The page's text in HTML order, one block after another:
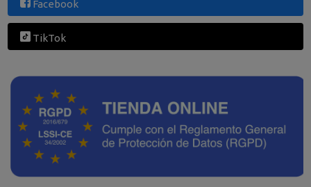
Facebook
TikTok